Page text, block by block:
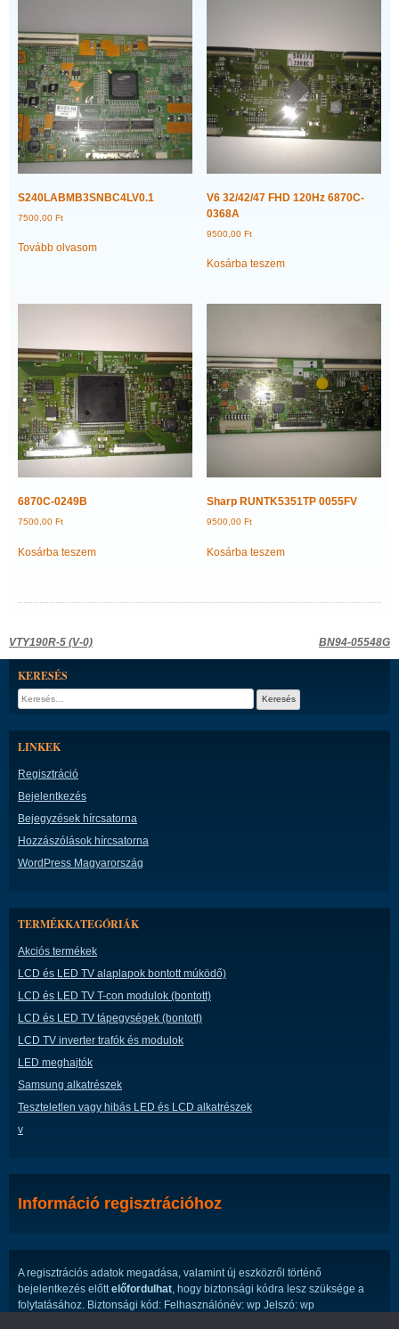
S240LABMB3SNBC4LV0.1
7500,00 Ft
Tovább olvasom
V6 32/42/47 FHD 120Hz 6870C-
0368A
9500,00Ft
Kosárba teszem
6870C-0249B
7500,00 Ft
Kosárba teszem
Sharp RUNTK5351TP 0055FV
9500,00 Ft
Kosárba teszem
Bejegyzés
navigáció
VTY190R-5 (V-0) BN94-05548G
KERESÉS
Keresés:
LINKEK
Regisztráció
Bejelentkezés
Bejegyzések hírcsatorna
Hozzászólások hírcsatorna
WordPress Magyarország
TERMÉKKATEGÓRIÁK
Akciós termékek
LCD és LED TV alaplapok bontott múködő)
LCD és LED TV T-con modulok (bontott)
LCD és LED TV tápegységek (bontott)
LCD TV inverter trafók és modulok
LED meghajtók
Samsung alkatrészek
Teszteletlen vagy hibás LED és LCD alkatrészek
v
Információ regisztrációhoz
A regisztrációs adatok megadása, valamint új eszközről történő
bejelentkezés előtt előfordulhat , hogy biztonsági kódra lesz szüksége a
folytatásához. Biztonsági kód: Felhasználónév: wp Jelszó: wp